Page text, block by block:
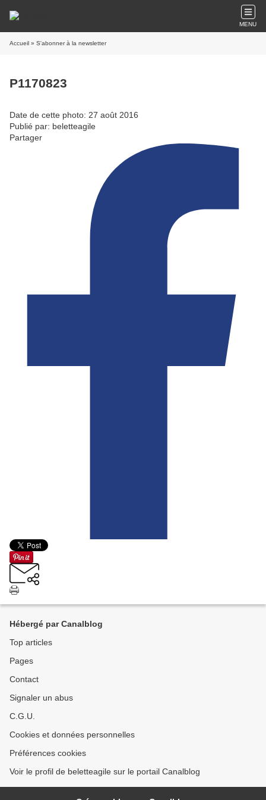
MENU
Accueil » S'abonner à la newsletter
P1170823
Date de cette photo: 27 août 2016
Publié par: beletteagile
Partager
Hébergé par Canalblog
Top articles
Pages
Contact
Signaler un abus
C.G.U.
Cookies et données personnelles
Préférences cookies
Voir le profil de beletteagile sur le portail Canalblog